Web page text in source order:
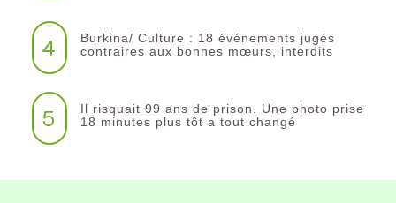
4
Burkina/ Culture : 18 événements jugés
contraires aux bonnes mœurs, interdits
5
Il risquait 99 ans de prison. Une photo prise
18 minutes plus tôt a tout changé